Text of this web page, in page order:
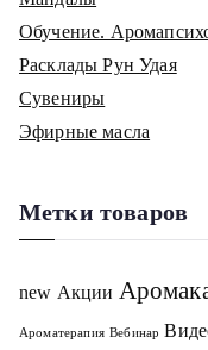
Обучение.
Расклады Рун Удая
Сувениры
Эфирные масла
Метки товаров
new Акции
Ароматерапия Вебинар